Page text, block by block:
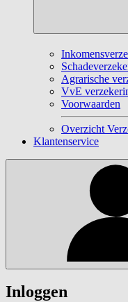
Agrarische
VvE
Voorwaarden
Overzicht
Klantenservice
Inloggen